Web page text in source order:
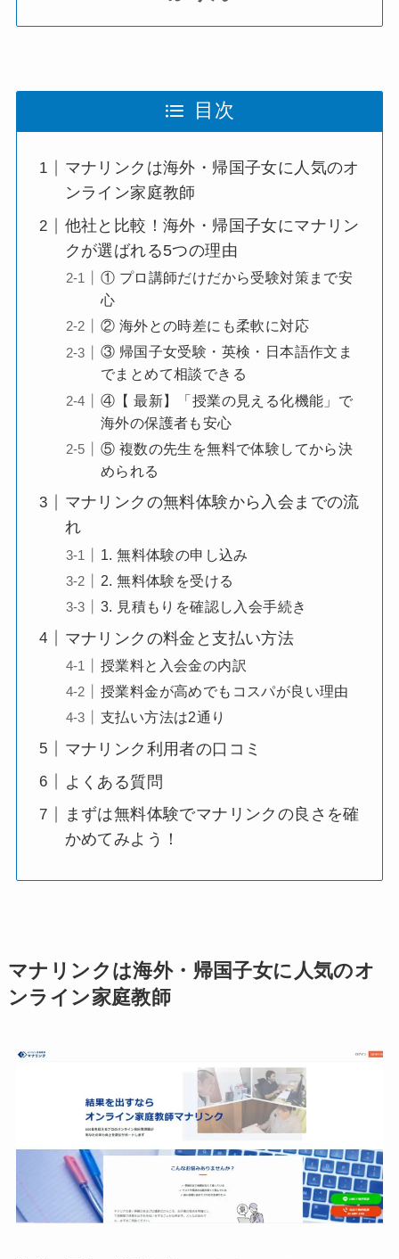
目次
マナリンクは海外・帰国子女に人気のオ
ンライン家庭教師
他社と比較！海外・帰国子女にマナリン
クが選ばれる5つの理由
① プロ講師だけだから受験対策まで安
心
② 海外との時差にも柔軟に対応
③ 帰国子女受験・英検・日本語作文ま
でまとめて相談できる
④【 最新】「授業の見える化機能」で
海外の保護者も安心
⑤ 複数の先生を無料で体験してから決
められる
マナリンクの無料体験から入会までの流
れ
1. 無料体験の申し込み
2. 無料体験を受ける
3. 見積もりを確認し入会手続き
マナリンクの料金と支払い方法
授業料と入会金の内訳
授業料金が高めでもコスパが良い理由
支払い方法は2通り
マナリンク利用者の口コミ
よくある質問
まずは無料体験でマナリンクの良さを確
かめてみよう！
マナリンクは海外・帰国子女に人気のオ
ンライン家庭教師